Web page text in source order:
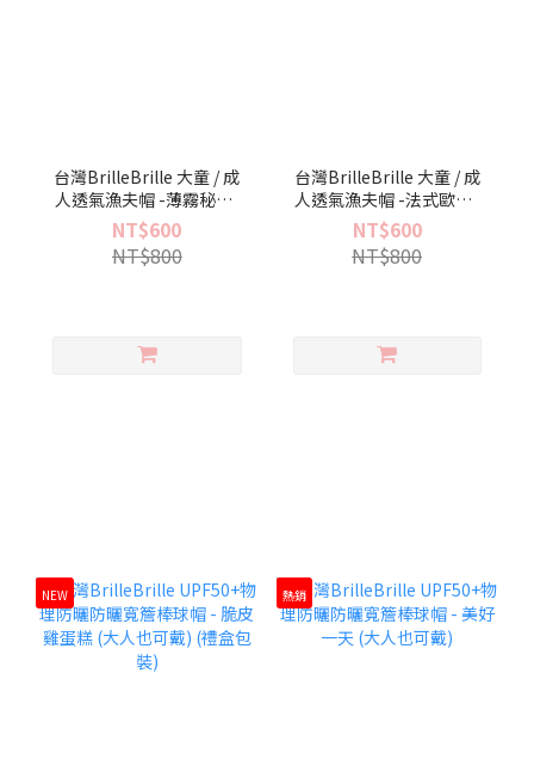
台灣BrilleBrille 大童 / 成
人透氣漁夫帽 -薄霧秘境-
XL
NT$600
NT$800
台灣BrilleBrille 大童 / 成
人透氣漁夫帽 -法式歐蕾-
XL
NT$600
NT$800
NEW 熱銷